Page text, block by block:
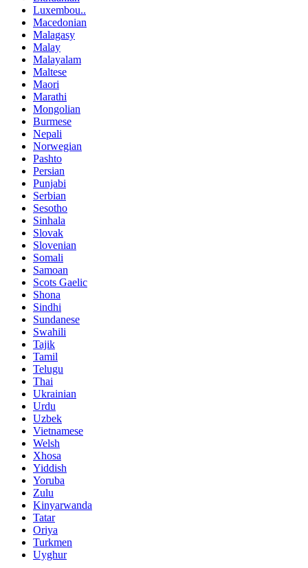
Luxembou..
Macedonian
Malagasy
Malay
Malayalam
Maltese
Maori
Marathi
Mongolian
Burmese
Nepali
Norwegian
Pashto
Persian
Punjabi
Serbian
Sesotho
Sinhala
Slovak
Slovenian
Somali
Samoan
Scots Gaelic
Shona
Sindhi
Sundanese
Swahili
Tajik
Tamil
Telugu
Thai
Ukrainian
Urdu
Uzbek
Vietnamese
Welsh
Xhosa
Yiddish
Yoruba
Zulu
Kinyarwanda
Tatar
Oriya
Turkmen
Uyghur